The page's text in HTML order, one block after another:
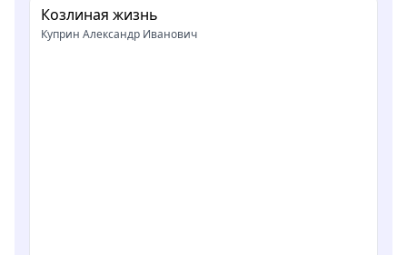
Козлиная жизнь
Куприн Александр Иванович